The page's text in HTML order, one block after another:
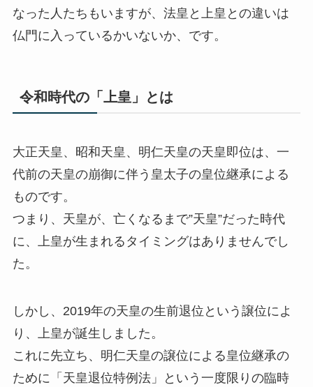
なった人たちもいますが、法皇と上皇との違いは
仏門に入っているかいないか、です。
令和時代の「上皇」とは
大正天皇、昭和天皇、明仁天皇の天皇即位は、一
代前の天皇の崩御に伴う皇太子の皇位継承による
ものです。
つまり、天皇が、亡くなるまで”天皇”だった時代
に、上皇が生まれるタイミングはありませんでし
た。
しかし、2019年の天皇の生前退位という譲位によ
り、上皇が誕生しました。
これに先立ち、明仁天皇の譲位による皇位継承の
ために「天皇退位特例法」という一度限りの臨時